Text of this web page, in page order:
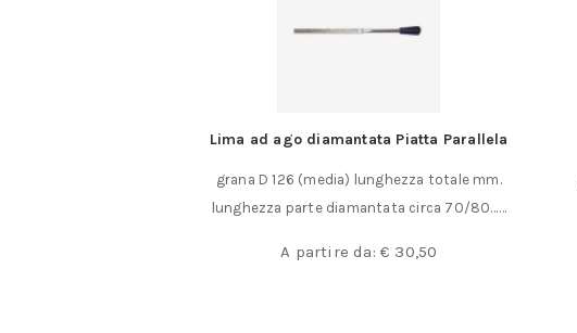
Lima ad ago diamantata Piatta Parallela
grana D 126 (media) lunghezza totale mm.
lunghezza parte diamantata circa 70/80……
A partire da: € 30,50